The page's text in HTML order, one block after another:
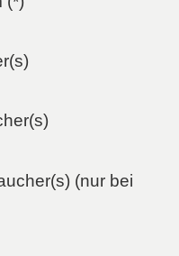
(nur bei